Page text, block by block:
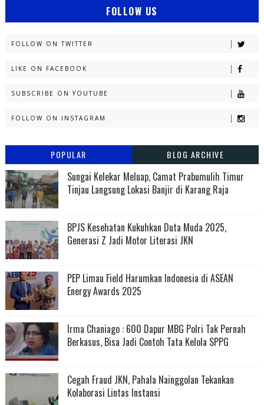
FOLLOW US
FOLLOW ON TWITTER
LIKE ON FACEBOOK
SUBSCRIBE ON YOUTUBE
FOLLOW ON INSTAGRAM
POPULAR BLOG ARCHIVE
Sungai Kelekar Meluap, Camat Prabumulih Timur
Tinjau Langsung Lokasi Banjir di Karang Raja
BPJS Kesehatan Kukuhkan Duta Muda 2025,
Generasi Z Jadi Motor Literasi JKN
PEP Limau Field Harumkan Indonesia di ASEAN
Energy Awards 2025
Irma Chaniago : 600 Dapur MBG Polri Tak Pernah
Berkasus, Bisa Jadi Contoh Tata Kelola SPPG
Cegah Fraud JKN, Pahala Nainggolan Tekankan
Kolaborasi Lintas Instansi